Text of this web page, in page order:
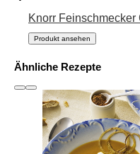
Knorr
Produkt ansehen
Ähnliche Rezepte
1 to 3of 6